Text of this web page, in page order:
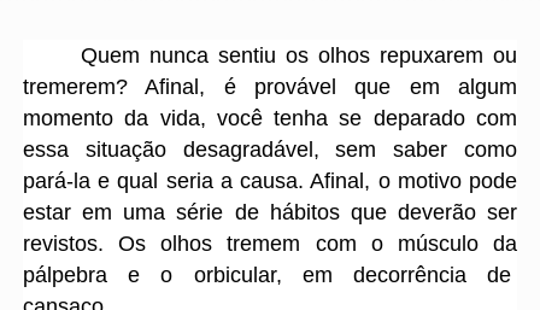
Quem nunca sentiu os olhos repuxarem ou
tremerem? Afinal, é provável que em algum
momento da vida, você tenha se deparado com
essa situação desagradável, sem saber como
pará-la e qual seria a causa. Afinal, o motivo pode
estar em uma série de hábitos que deverão ser
revistos. Os olhos tremem com o músculo da
pálpebra e o orbicular, em decorrência de